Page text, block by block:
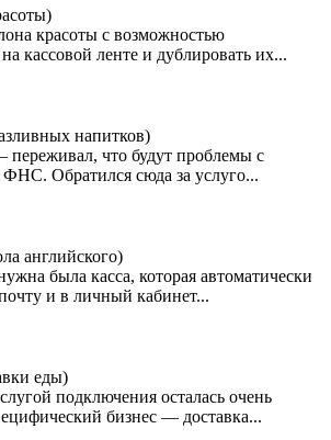
красоты с возможностью
кассовой ленте и дублировать их...
напитков)
переживал, что будут проблемы с
ФНС. Обратился сюда за услуго...
английского)
была касса, которая автоматически
и в личный кабинет...
еды)
подключения осталась очень
бизнес — доставка...